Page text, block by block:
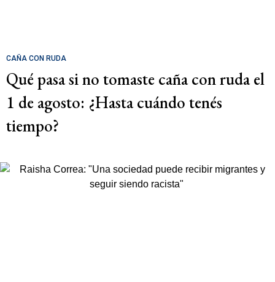
CAÑA CON RUDA
Qué pasa si no tomaste caña con ruda el
1 de agosto: ¿Hasta cuándo tenés
tiempo?